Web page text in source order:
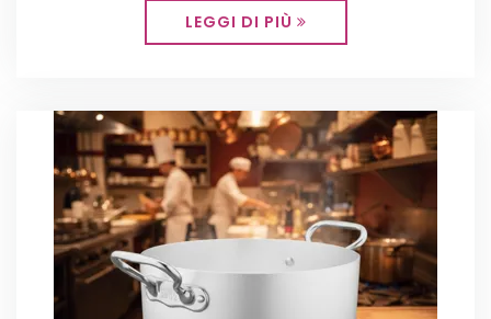
LEGGI DI PIÙ